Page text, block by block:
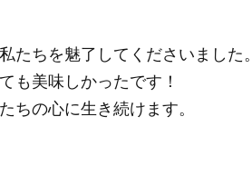
たちを魅了してくださいました。
も美味しかったです！
ちの心に生き続けます。